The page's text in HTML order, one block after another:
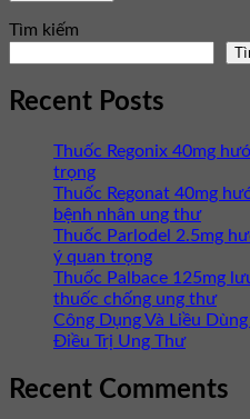
Tìm kiếm
Recent Posts
Thuốc Regonix 40mg
trọng
Thuốc Regonat 40mg
bệnh nhân ung thư
Thuốc Parlodel 2.5mg
ý quan trọng
Thuốc Palbace 125mg
thuốc chống ung thư
Công Dụng Và Liều
Điều Trị Ung Thư
Recent Comments